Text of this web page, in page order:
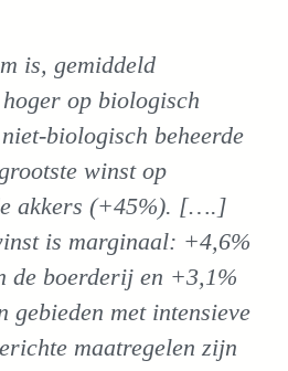
is, gemiddeld
op biologisch
biologisch beheerde
winst op
akkers (+45%). [….]
is marginaal: +4,6%
de boerderij en +3,1%
gebieden met intensieve
maatregelen zijn